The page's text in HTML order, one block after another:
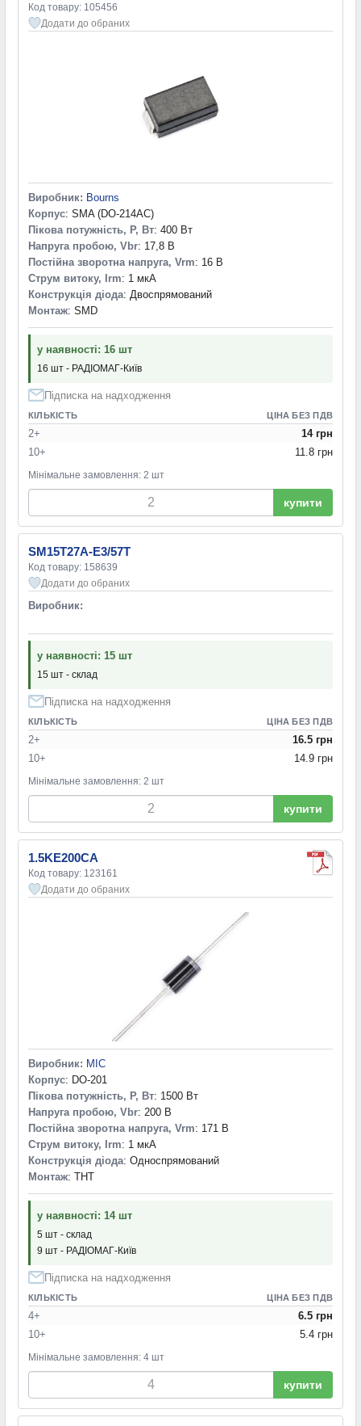
Код товару: 105456
Додати до обраних
Виробник: Bourns
Корпус: SMA (DO-214AC)
Пікова потужність, P, Вт: 400 Вт
Напруга пробою, Vbr: 17,8 В
Постійна зворотна напруга, Vrm: 16 В
Струм витоку, Irm: 1 мкА
Конструкція діода: Двоспрямований
Монтаж: SMD
у наявності: 16 шт
16 шт - РАДІОМАГ-Київ
Підписка на надходження
КІЛЬКІСТЬ ЦІНА БЕЗ ПДВ
2+
14 грн
10+
11.8 грн
Мінімальне замовлення: 2 шт
купити
SM15T27A-E3/57T
Код товару: 158639
Додати до обраних
Виробник:
у наявності: 15 шт
15 шт - склад
Підписка на надходження
КІЛЬКІСТЬ ЦІНА БЕЗ ПДВ
2+
16.5 грн
10+
14.9 грн
Мінімальне замовлення: 2 шт
купити
1.5KE200CA
Код товару: 123161
Додати до обраних
Виробник: MIC
Корпус: DO-201
Пікова потужність, P, Вт: 1500 Вт
Напруга пробою, Vbr: 200 В
Постійна зворотна напруга, Vrm: 171 В
Струм витоку, Irm: 1 мкА
Конструкція діода: Односпрямований
Монтаж: THT
у наявності: 14 шт
5 шт - склад
9 шт - РАДІОМАГ-Київ
Підписка на надходження
КІЛЬКІСТЬ ЦІНА БЕЗ ПДВ
4+
6.5 грн
10+
5.4 грн
Мінімальне замовлення: 4 шт
купити